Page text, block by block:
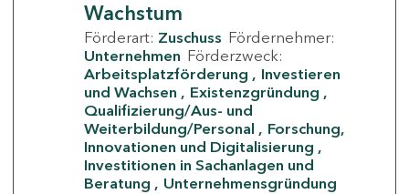
Wachstum
Förderart: Zuschuss Fördernehmer:
Unternehmen Förderzweck:
Arbeitsplatzförderung
Investieren
und Wachsen
Existenzgründung
Qualifizierung/Aus- und
Weiterbildung/Personal
Forschung,
Innovationen und Digitalisierung
Investitionen in Sachanlagen und
Beratung
Unternehmensgründung